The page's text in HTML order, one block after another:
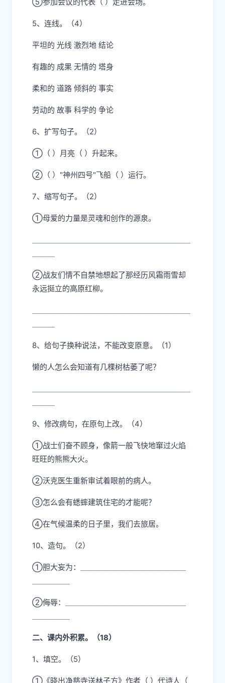
5、连线。（4）
平坦的 光线 激烈地 结论
有趣的 成果 无情的 塔身
柔和的 道路 倾斜的 事实
劳动的 故事 科学的 争论
6、扩写句子。（2）
①（ ）月亮（ ）升起来。
②（ ）"神州四号"飞船（ ）运行。
7、缩写句子。（2）
①母爱的力量是灵魂和创作的源泉。
②战友们情不自禁地想起了那经历风霜雨雪却
永远挺立的高原红柳。
8、给句子换种说法，不能改变原意。（1）
懒的人怎么会知道有几棵树枯萎了呢？
9、修改病句，在原句上改。（4）
①战士们奋不顾身，像箭一般飞快地窜过火焰
旺旺的熊熊大火。
②沃克医生重新审试着眼前的病人。
③怎么会有蟋蟀建筑住宅的才能呢？
④在气候温柔的日子里，我们去旅居。
10、造句。（2）
①胆大妄为：＿＿＿＿＿＿＿＿＿＿＿＿＿＿
②侮辱：＿＿＿＿＿＿＿＿＿＿＿＿＿＿＿＿
二、课内外积累。（18）
1、填空。（5）
①《晓出净慈寺送林子方》作者（ ）代诗人（